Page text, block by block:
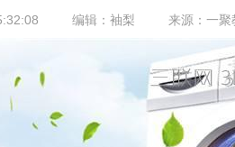
编辑：袖梨 来源：一聚